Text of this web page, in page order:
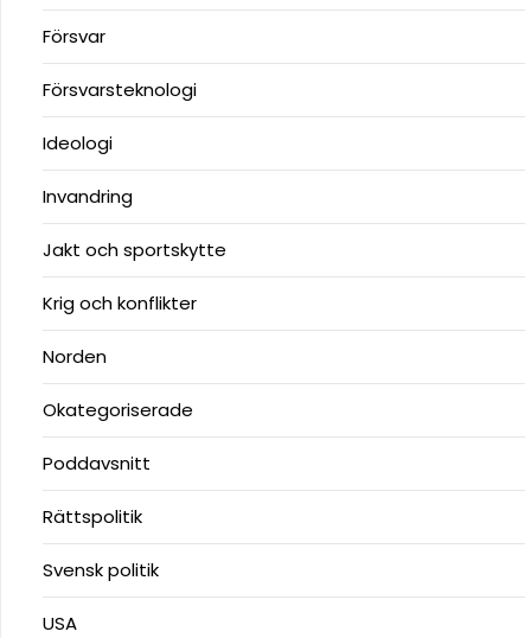
Försvar
Försvarsteknologi
Ideologi
Invandring
Jakt och sportskytte
Krig och konflikter
Norden
Okategoriserade
Poddavsnitt
Rättspolitik
Svensk politik
USA